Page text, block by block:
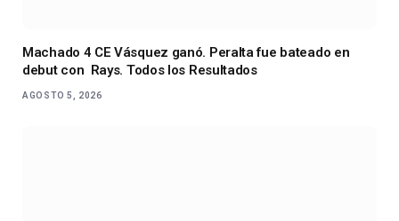
Machado 4 CE Vásquez ganó. Peralta fue bateado en
debut con Rays. Todos los Resultados
AGOSTO 5, 2026